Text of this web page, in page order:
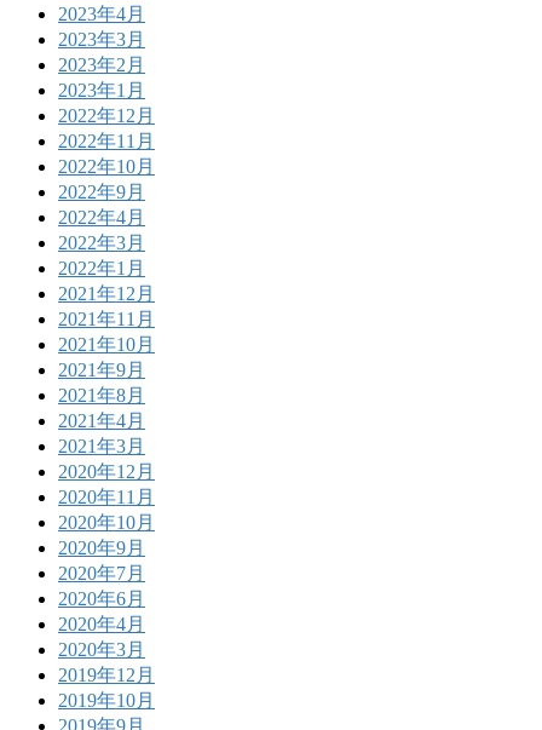
2023年4月
2023年3月
2023年2月
2023年1月
2022年12月
2022年11月
2022年10月
2022年9月
2022年4月
2022年3月
2022年1月
2021年12月
2021年11月
2021年10月
2021年9月
2021年8月
2021年4月
2021年3月
2020年12月
2020年11月
2020年10月
2020年9月
2020年7月
2020年6月
2020年4月
2020年3月
2019年12月
2019年10月
2019年9月